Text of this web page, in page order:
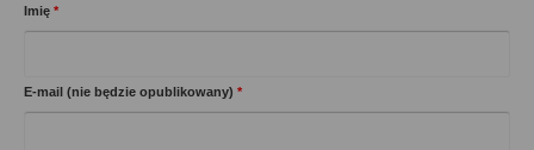
Imię *
E-mail (nie będzie opublikowany) *